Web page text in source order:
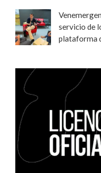
servicio de
plataforma